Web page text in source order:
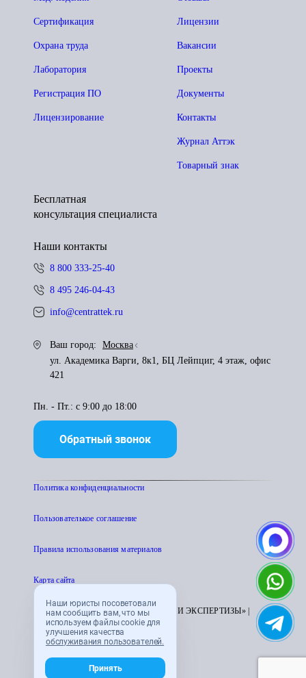
Наши юристы посоветовали
нам сообщить вам, что мы
используем файлы cookie для
улучшения качества
обслуживания пользователей.
Принять
Лицензии
Вакансии
Проекты
Документы
Контакты
Журнал Аттэк
Товарный знак
Сертификация
Охрана труда
Лаборатория
Регистрация ПО
Лицензирование
Бесплатная
консультация специалиста
Наши контакты
8 800 333-25-40
8 495 246-04-43
info@centrattek.ru
Ваш город:
Москва
ул. Академика Варги, 8к1, БЦ Лейпциг, 4 этаж, офис
421
Пн. - Пт.: с 9:00 до 18:00
Обратный звонок
Политика конфиденциальности
Пользователькое соглашение
Правила использования материалов
Карта сайта
© 1995 - 2026 «ЦЕНТР АТТЕСТАЦИИ И ЭКСПЕРТИЗЫ» |
CENTRATTEK.RU